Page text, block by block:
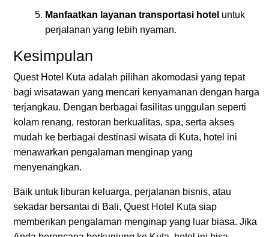
Manfaatkan layanan transportasi hotel untuk
perjalanan yang lebih nyaman.
Kesimpulan
Quest Hotel Kuta adalah pilihan akomodasi yang tepat
bagi wisatawan yang mencari kenyamanan dengan harga
terjangkau. Dengan berbagai fasilitas unggulan seperti
kolam renang, restoran berkualitas, spa, serta akses
mudah ke berbagai destinasi wisata di Kuta, hotel ini
menawarkan pengalaman menginap yang
menyenangkan.
Baik untuk liburan keluarga, perjalanan bisnis, atau
sekadar bersantai di Bali, Quest Hotel Kuta siap
memberikan pengalaman menginap yang luar biasa. Jika